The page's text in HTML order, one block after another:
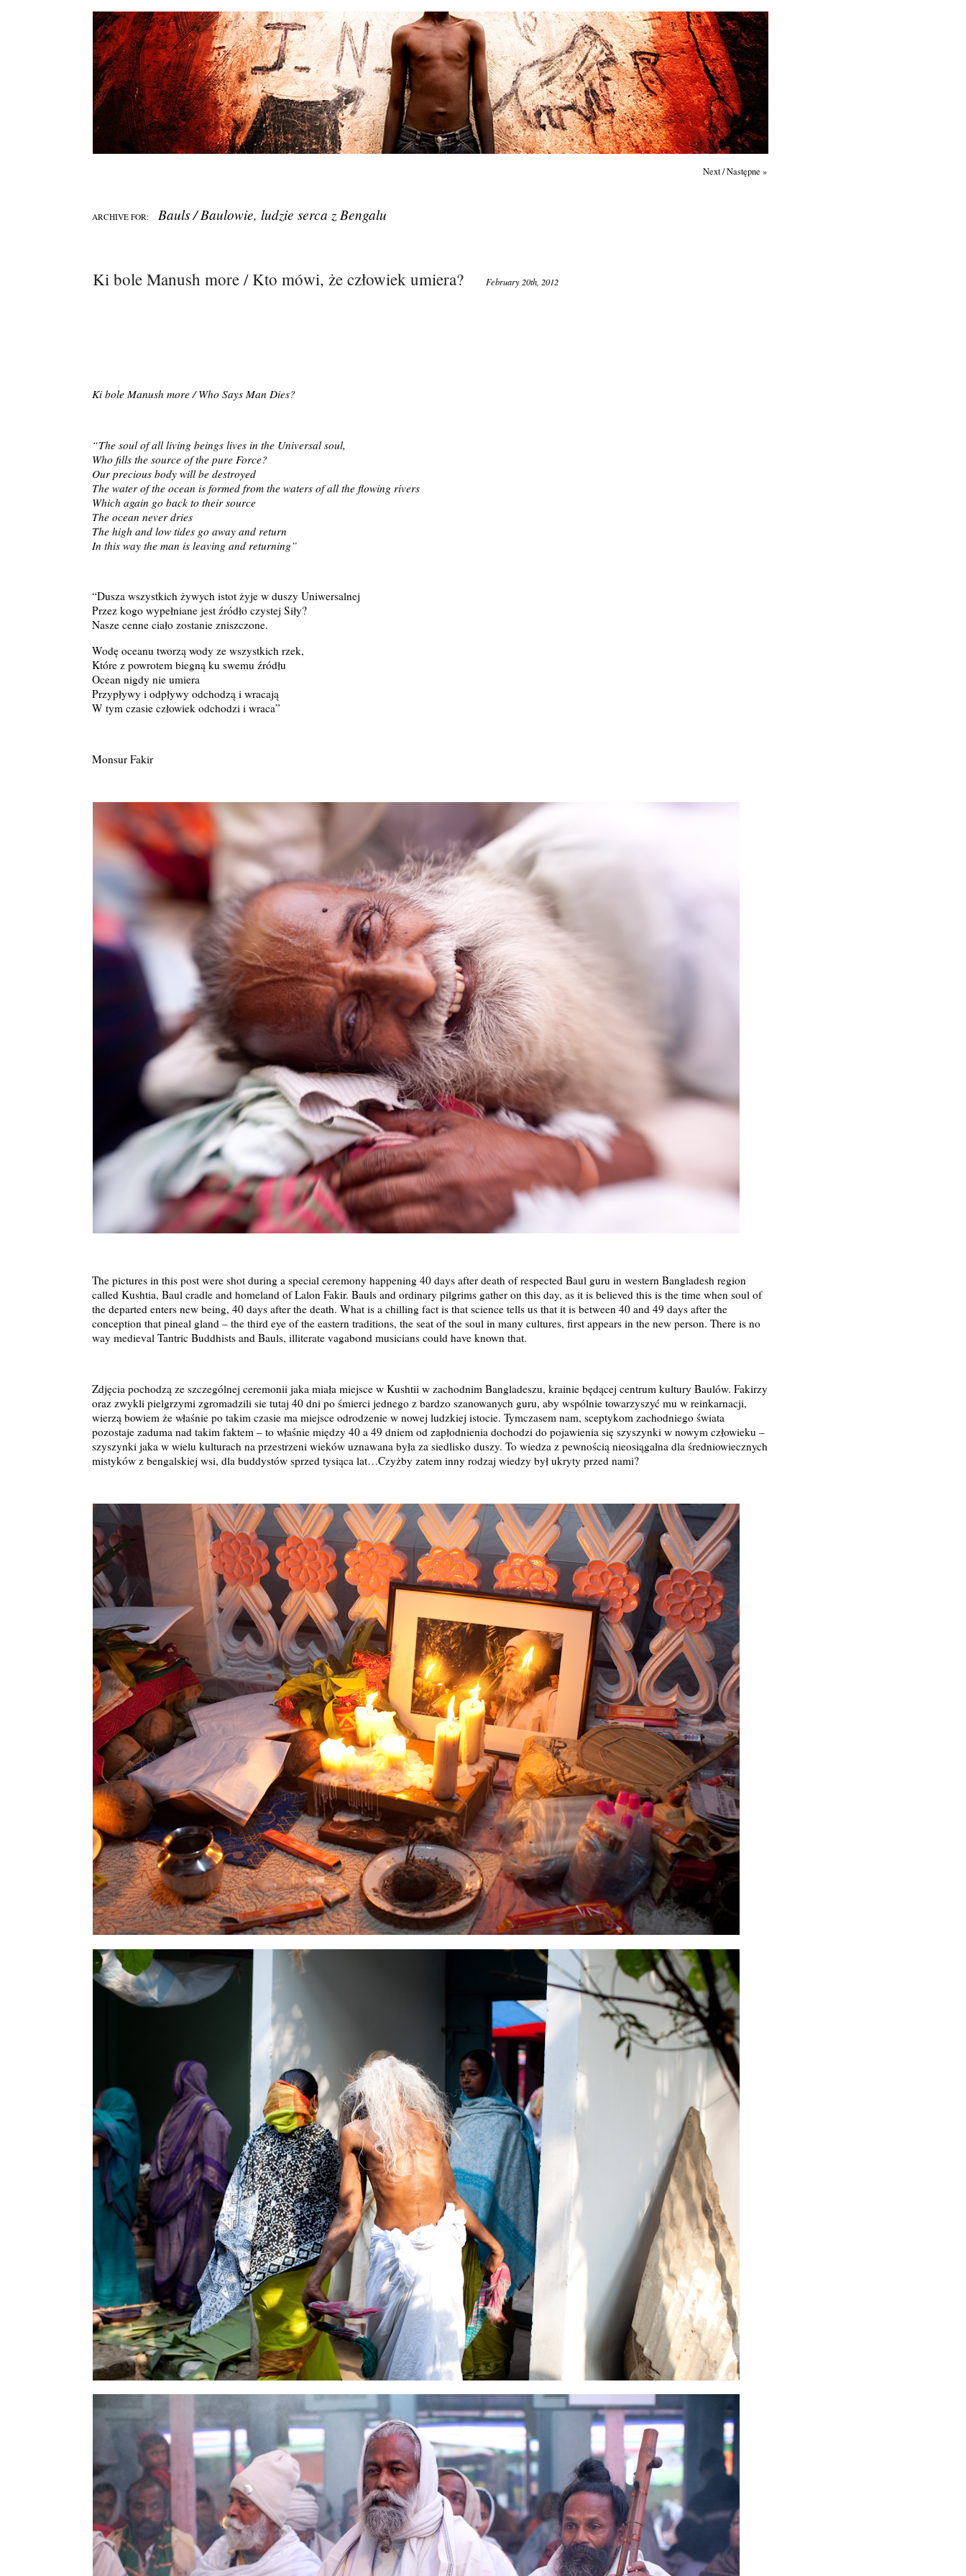
Next / Następne »
ARCHIVE FOR: Bauls / Baulowie, ludzie serca z Bengalu
Ki bole Manush more / Kto mówi, że człowiek umiera? February 20th, 2012
Ki bole Manush more / Who Says Man Dies?
“The soul of all living beings lives in the Universal soul,
Who fills the source of the pure Force?
Our precious body will be destroyed
The water of the ocean is formed from the waters of all the flowing rivers
Which again go back to their source
The ocean never dries
The high and low tides go away and return
In this way the man is leaving and returning”
“Dusza wszystkich żywych istot żyje w duszy Uniwersalnej
Przez kogo wypełniane jest źródło czystej Siły?
Nasze cenne ciało zostanie zniszczone.
Wodę oceanu tworzą wody ze wszystkich rzek,
Które z powrotem biegną ku swemu źródłu
Ocean nigdy nie umiera
Przypływy i odpływy odchodzą i wracają
W tym czasie człowiek odchodzi i wraca”
Monsur Fakir
The pictures in this post were shot during a special ceremony happening 40 days after death of respected Baul guru in western Bangladesh region
called Kushtia, Baul cradle and homeland of Lalon Fakir. Bauls and ordinary pilgrims gather on this day, as it is believed this is the time when soul of
the departed enters new being, 40 days after the death. What is a chilling fact is that science tells us that it is between 40 and 49 days after the
conception that pineal gland – the third eye of the eastern traditions, the seat of the soul in many cultures, first appears in the new person. There is no
way medieval Tantric Buddhists and Bauls, illiterate vagabond musicians could have known that.
Zdjęcia pochodzą ze szczególnej ceremonii jaka miała miejsce w Kushtii w zachodnim Bangladeszu, krainie będącej centrum kultury Baulów. Fakirzy
oraz zwykli pielgrzymi zgromadzili sie tutaj 40 dni po śmierci jednego z bardzo szanowanych guru, aby wspólnie towarzyszyć mu w reinkarnacji,
wierzą bowiem że właśnie po takim czasie ma miejsce odrodzenie w nowej ludzkiej istocie. Tymczasem nam, sceptykom zachodniego świata
pozostaje zaduma nad takim faktem – to właśnie między 40 a 49 dniem od zapłodnienia dochodzi do pojawienia się szyszynki w nowym człowieku –
szyszynki jaka w wielu kulturach na przestrzeni wieków uznawana była za siedlisko duszy. To wiedza z pewnością nieosiągalna dla średniowiecznych
mistyków z bengalskiej wsi, dla buddystów sprzed tysiąca lat…Czyżby zatem inny rodzaj wiedzy był ukryty przed nami?